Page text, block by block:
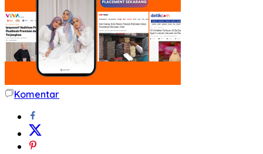
Komentar